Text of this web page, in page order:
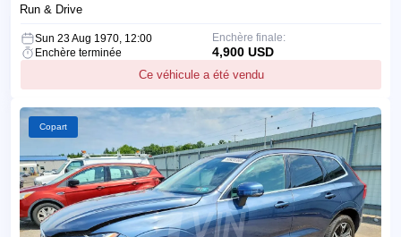
Run & Drive
Sun 23 Aug 1970, 12:00
Enchère terminée
Ce véhicule a été vendu
Enchère finale:
4,900 USD
Copart